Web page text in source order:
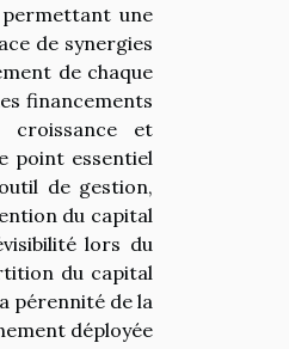
une
de synergies
de chaque
financements
croissance et
point essentiel
de gestion,
du capital
lors du
du capital
pérennité de la
déployée